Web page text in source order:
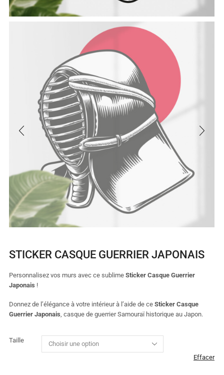
STICKER CASQUE GUERRIER JAPONAIS
Personnalisez vos murs avec ce sublime Sticker Casque Guerrier
Japonais !
Donnez de l’élégance à votre intérieur à l’aide de ce Sticker Casque
Guerrier Japonais, casque de guerrier Samouraï historique au Japon.
Taille
Effacer